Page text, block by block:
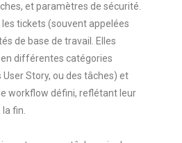
et paramètres de sécurité.
tickets (souvent appelées
de base de travail. Elles
différentes catégories
Story, ou des tâches) et
workflow défini, reflétant leur
la fin.